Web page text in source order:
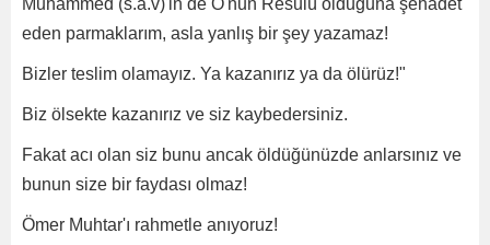
Muhammed (s.a.v)'in de O'nun Resulü olduğuna şehadet
eden parmaklarım, asla yanlış bir şey yazamaz!
Bizler teslim olamayız. Ya kazanırız ya da ölürüz!"
Biz ölsekte kazanırız ve siz kaybedersiniz.
Fakat acı olan siz bunu ancak öldüğünüzde anlarsınız ve
bunun size bir faydası olmaz!
Ömer Muhtar'ı rahmetle anıyoruz!